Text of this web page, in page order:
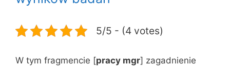
5/5 - (4 votes)
W tym fragmencie [pracy mgr] zagadnienie